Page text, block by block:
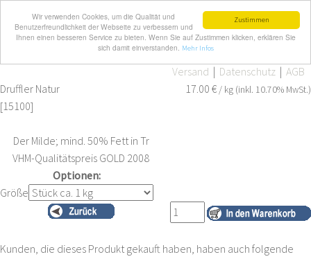
Zustimmen
Wir verwenden Cookies, um die Qualität und
Benutzerfreundlichkeit der Webseite zu verbessern und
Ihnen einen besseren Service zu bieten. Wenn Sie auf Zustimmen klicken, erklären Sie
sich damit einverstanden. Mehr Infos
Schnittkäse Mein Konto|
Versand | Datenschutz | AGB
Druffler Natur
[15100]
17.00 € / kg (inkl. 10.70% MwSt.)
Der Milde; mind. 50% Fett in Tr
VHM-Qualitätspreis GOLD 2008
Optionen:
Größe
Kunden, die dieses Produkt gekauft haben, haben auch folgende